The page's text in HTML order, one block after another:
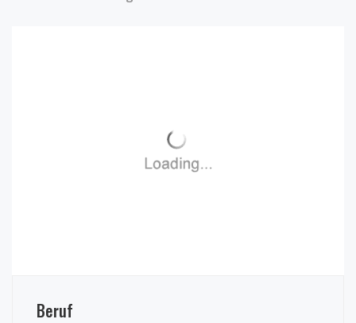
Beruf